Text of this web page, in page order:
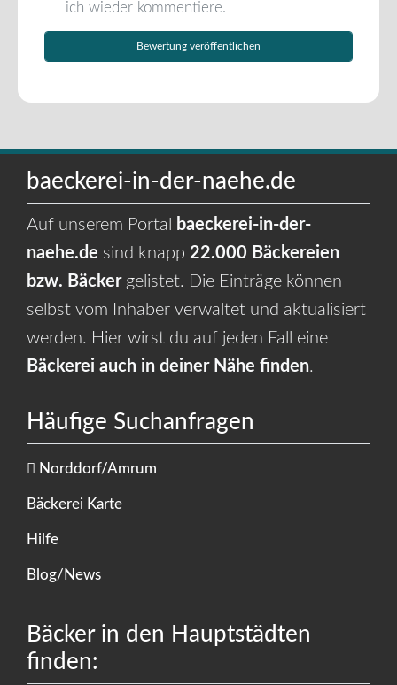
ich wieder kommentiere.
baeckerei-in-der-naehe.de
Auf unserem Portal
baeckerei-in-der-
naehe.de sind knapp 22.000 Bäckereien
bzw. Bäckergelistet. Die Einträge können
selbst vom Inhaber verwaltet und aktualisiert
werden. Hier wirst du auf jeden Fall eine
Bäckerei auch in deiner Nähe finden.
Häufige Suchanfragen
Norddorf/Amrum
Bäckerei Karte
Hilfe
Blog/News
Bäcker in den Hauptstädten
finden: